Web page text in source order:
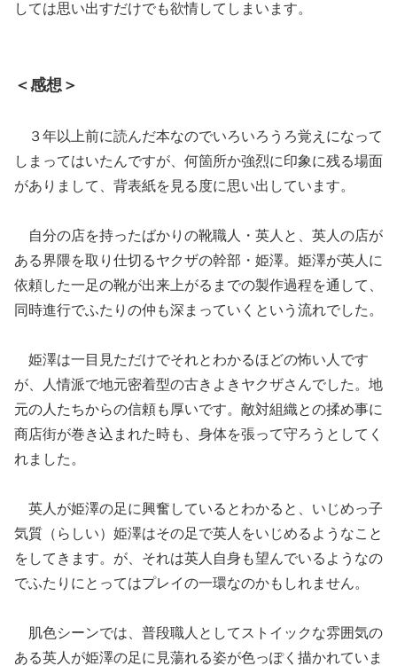
しては思い出すだけでも欲情してしまいます。
＜感想＞
３年以上前に読んだ本なのでいろいろうろ覚えになって
しまってはいたんですが、何箇所か強烈に印象に残る場面
がありまして、背表紙を見る度に思い出しています。
自分の店を持ったばかりの靴職人・英人と、英人の店が
ある界隈を取り仕切るヤクザの幹部・姫澤。姫澤が英人に
依頼した一足の靴が出来上がるまでの製作過程を通して、
同時進行でふたりの仲も深まっていくという流れでした。
姫澤は一目見ただけでそれとわかるほどの怖い人です
が、人情派で地元密着型の古きよきヤクザさんでした。地
元の人たちからの信頼も厚いです。敵対組織との揉め事に
商店街が巻き込まれた時も、身体を張って守ろうとしてく
れました。
英人が姫澤の足に興奮しているとわかると、いじめっ子
気質（らしい）姫澤はその足で英人をいじめるようなこと
をしてきます。が、それは英人自身も望んでいるようなの
でふたりにとってはプレイの一環なのかもしれません。
肌色シーンでは、普段職人としてストイックな雰囲気の
ある英人が姫澤の足に見蕩れる姿が色っぽく描かれていま